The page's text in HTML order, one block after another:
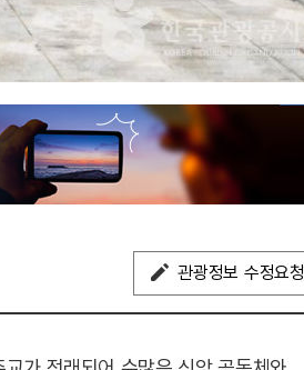
관광정보 수정요청